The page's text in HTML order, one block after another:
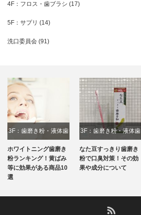
4F：フロス・歯ブラシ (17)
5F：サプリ (14)
洗口委員会 (91)
3F：歯磨き粉・液体歯
磨き
ホワイトニング歯磨き
粉ランキング！黄ばみ
等に効果がある商品10
選
3F：歯磨き粉・液体歯
磨き
なた豆すっきり歯磨き
粉で口臭対策！その効
果や成分について